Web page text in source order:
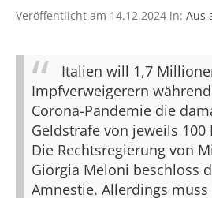
Veröffentlicht am 14.12.2024 in: Aus
Italien will 1,7
Impfverweigerern
Corona-Pandemie die
Geldstrafe von jeweils 100
Die Rechtsregierung von
Giorgia Meloni beschloss
Amnestie. Allerdings